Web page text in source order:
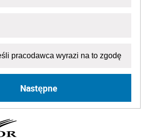
pracodawca wyrazi na to zgodę
Następne